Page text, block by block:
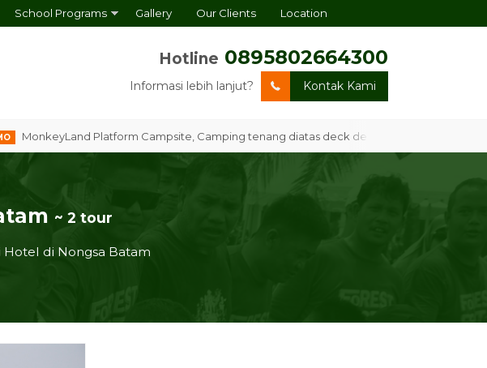
School Programs Gallery Our Clients Location
Hotline 0895802664300
Informasi lebih lanjut? Kontak Kami
Platform Campsite, Camping tenang diatas deck dengan dikelilingi hutan
~ 2 tour
di Nongsa Batam